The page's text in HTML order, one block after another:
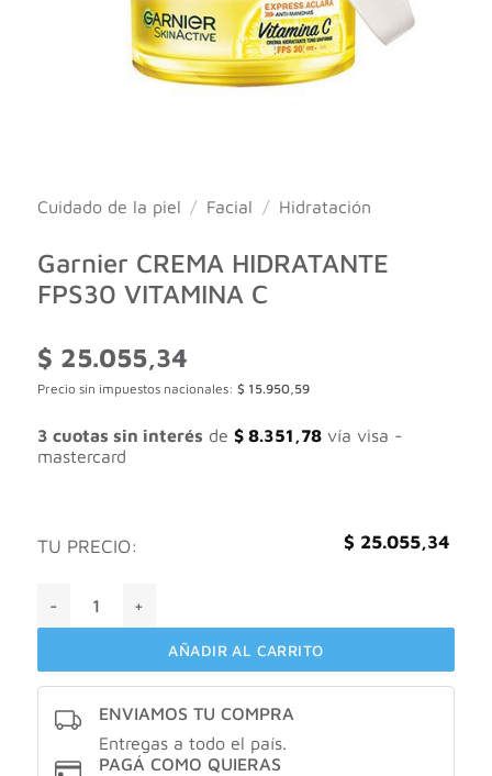
Cuidado de la piel / Facial / Hidratación
Garnier CREMA HIDRATANTE
FPS30 VITAMINA C
$ 25.055,34
Precio sin impuestos nacionales: $ 15.950,59
3 cuotas sin interés de $8.351,78vía visa -
mastercard
TU PRECIO: $ 25.055,34
AÑADIR AL CARRITO
ENVIAMOS TU COMPRA
Entregas a todo el país.
PAGÁ COMO QUIERAS